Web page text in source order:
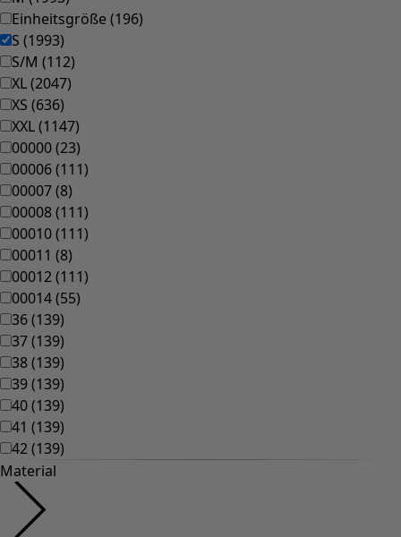
Einheitsgröße (196)
S (1993)
S/M (112)
XL(2047)
XS (636)
XXL(1147)
00000(23)
00006(111)
00007(8)
00008(111)
00010(111)
00011 (8)
00012(111)
00014(55)
36(139)
37(139)
38(139)
39(139)
40(139)
41 (139)
42(139)
Material